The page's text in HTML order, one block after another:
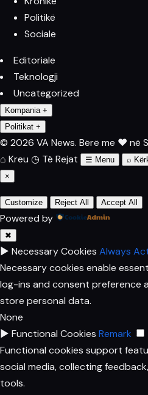
Politikë
Sociale
Editoriale
Teknologji
Uncategorized
Kompania +
Politikat +
© 2026 VA News. Bërë me ♥ në
⌂ Kreu ◷ Të Rejat ☰ Menu ⌕
×
Customize Reject All Accept All
Powered by
✖
► Necessary Cookies Always
Necessary cookies enable
log-ins and consent preference
store personal data.
None
► Functional Cookies Remark
Functional cookies support
social media, collecting
tools.